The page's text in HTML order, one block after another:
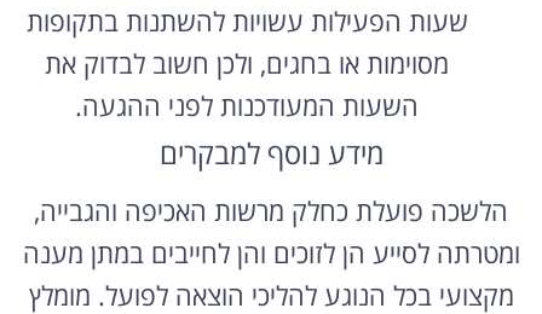
שעות הפעילות עשויות להשתנות בתקופות
מסוימות או בחגים, ולכן חשוב לבדוק את
השעות המעודכנות לפני ההגעה.
מידע נוסף למבקרים
הלשכה פועלת כחלק מרשות האכיפה והגבייה,
ומטרתה לסייע הן לזוכים והן לחייבים במתן מענה
מקצועי בכל הנוגע להליכי הוצאה לפועל. מומלץ